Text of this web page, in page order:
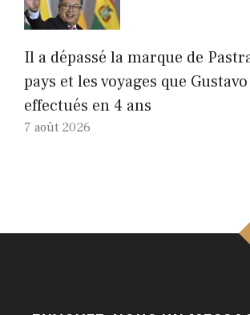
Il a dépassé la marque de
pays et les voyages que
effectués en 4 ans
7 août 2026